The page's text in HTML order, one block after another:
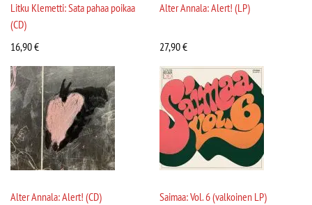
Litku Klemetti: Sata pahaa poikaa
(CD)
16,90€
Alter Annala: Alert! (LP)
27,90€
Alter Annala: Alert! (CD)
Saimaa: Vol. 6 (valkoinen LP)